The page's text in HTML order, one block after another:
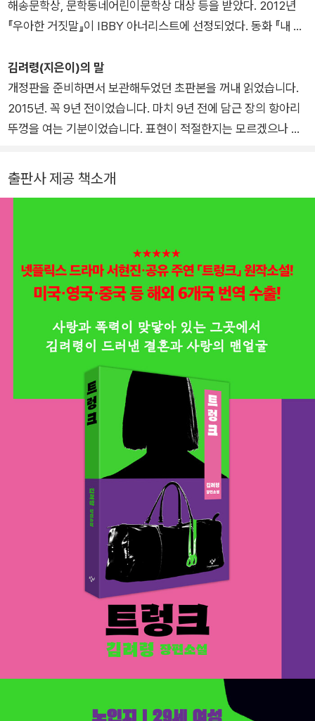
해송문학상, 문학동네어린이문학상 대상 등을 받았다. 2012년
『우아한 거짓말』이 IBBY 아너리스트에 선정되었다. 동화 『내 가
『그 사람을 본 적이 있나요?』 『탄탄동 사거리 만복전파사』 『플로
팅 아일랜드』 『아무것도 안 하는 녀석들』, 소설 『완득이』 『가시고
백』 『너를 봤어』 『트렁크』 『샹들리에』 『일주일』 『기술자들』 등을
썼다.
김려령(지은이)의 말
개정판을 준비하면서 보관해두었던 초판본을 꺼내 읽었습니다.
2015년. 꼭 9년 전이었습니다. 마치 9년 전에 담근 장의 항아리
뚜껑을 여는 기분이었습니다. 표현이 적절한지는 모르겠으나 어
패기로 소설을 써서 책에 담았습니다. 여전히 그럴 것이라 짐작하
고 첫 장을 펼쳤는데, 9년 숙성된 『트렁크』는 그때의 풋풋함과는
겠지요. 신간은 새 작품을 내는 것이라면, 개정판은 숙성된 작품
을 내는 것이라 하겠습니다. 같은 작품을 발표함에도 떨림이 다른
이유입니다. 모쪼록 독자분들게 읽는 맛이 좋은 소설이었으면 합
출판사 제공 책소개